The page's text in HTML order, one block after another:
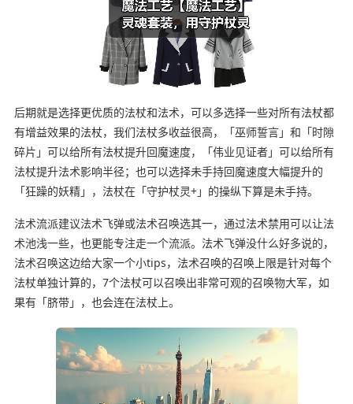
后期就是选择更优质的法杖和法术，可以多选择一些对所有法杖都
有增益效果的法杖，我们法杖多收益很高，「巫师誓言」和「时隙
碎片」可以给所有法杖提升回魔速度，「伟业见证者」可以给所有
法杖提升法术影响半径；也可以选择未手持回魔速度大幅提升的
「狂躁的妖精」，法杖在「守护杖灵+」的操纵下算是未手持。
法术流派建议法术飞弹或法术召唤选其一，通过法术禁用可以让法
术池浅一些，也更能专注走一个流派。法术飞弹没什么好多说的，
法术召唤这边给大家一个小tips，法术召唤的召唤上限是针对每个
法杖单独计算的，7个法杖可以召唤出非常可观的召唤物大军，如
果有「脐带」，也会连在法杖上。